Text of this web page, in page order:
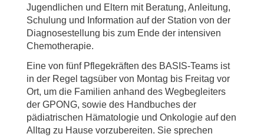
Jugendlichen und Eltern mit Beratung, Anleitung,
Schulung und Information auf der Station von der
Diagnosestellung bis zum Ende der intensiven
Chemotherapie.
Eine von fünf Pflegekräften des BASIS-Teams ist
in der Regel tagsüber von Montag bis Freitag vor
Ort, um die Familien anhand des Wegbegleiters
der GPONG, sowie des Handbuches der
pädiatrischen Hämatologie und Onkologie auf den
Alltag zu Hause vorzubereiten. Sie sprechen